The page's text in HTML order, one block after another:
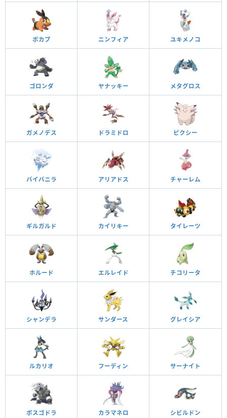
ポカブ ニンフィア ユキメノコ
ゴロンダ ヤナッキー メタグロス
ガメノデス ドラミドロ ピクシー
バイバニラ アリアドス チャーレム
ギルガルド カイリキー タイレーツ
ホルード エルレイド チコリータ
シャンデラ サンダース グレイシア
ルカリオ フーディン サーナイト
ボスゴドラ カラマネロ シビルドン